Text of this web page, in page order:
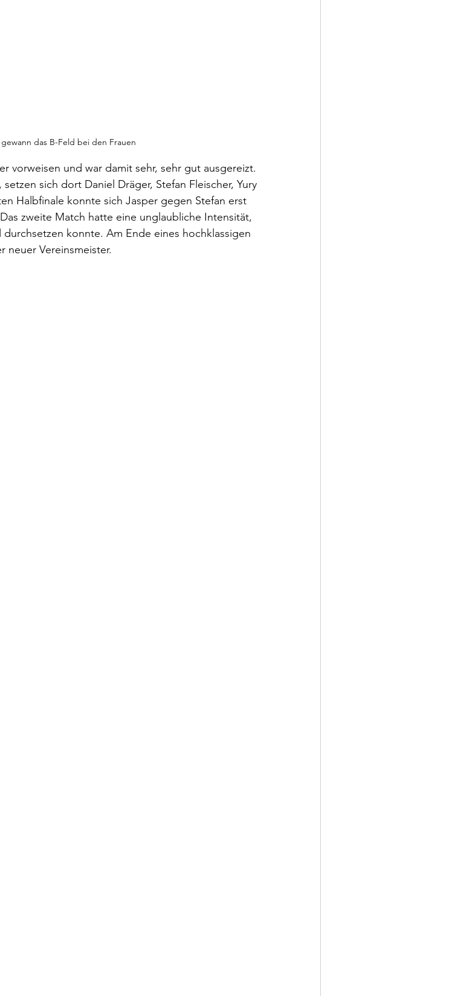
das B-Feld bei den Frauen
vorweisen und war damit sehr, sehr gut ausgereizt.
sich dort Daniel Dräger, Stefan Fleischer, Yury
Halbfinale konnte sich Jasper gegen Stefan erst
zweite Match hatte eine unglaubliche Intensität,
konnte. Am Ende eines hochklassigen
neuer Vereinsmeister.